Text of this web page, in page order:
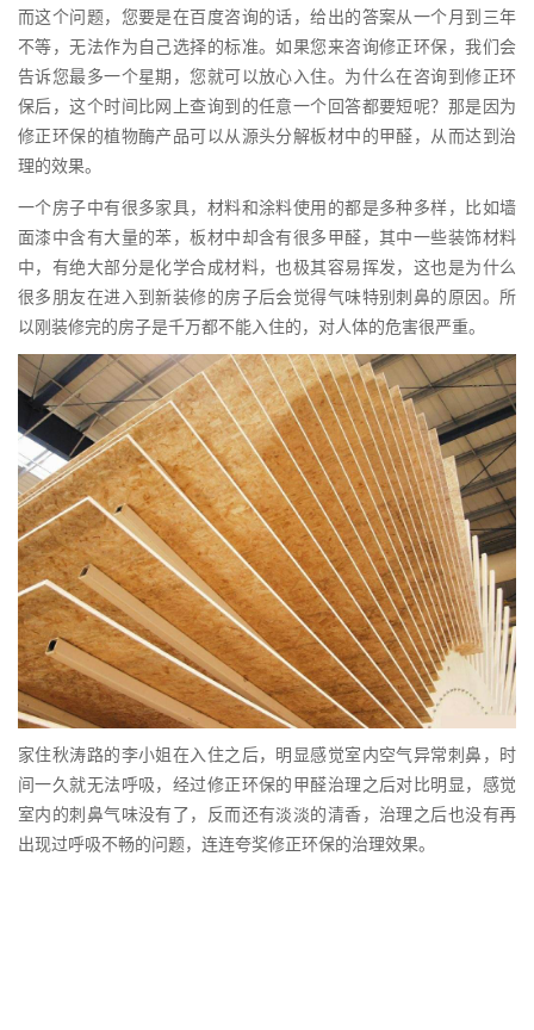
而这个问题，您要是在百度咨询的话，给出的答案从一个月到三年
不等，无法作为自己选择的标准。如果您来咨询修正环保，我们会
告诉您最多一个星期，您就可以放心入住。为什么在咨询到修正环
保后，这个时间比网上查询到的任意一个回答都要短呢？那是因为
修正环保的植物酶产品可以从源头分解板材中的甲醛，从而达到治
理的效果。
一个房子中有很多家具，材料和涂料使用的都是多种多样，比如墙
面漆中含有大量的苯，板材中却含有很多甲醛，其中一些装饰材料
中，有绝大部分是化学合成材料，也极其容易挥发，这也是为什么
很多朋友在进入到新装修的房子后会觉得气味特别刺鼻的原因。所
以刚装修完的房子是千万都不能入住的，对人体的危害很严重。
家住秋涛路的李小姐在入住之后，明显感觉室内空气异常刺鼻，时
间一久就无法呼吸，经过修正环保的甲醛治理之后对比明显，感觉
室内的刺鼻气味没有了，反而还有淡淡的清香，治理之后也没有再
出现过呼吸不畅的问题，连连夸奖修正环保的治理效果。